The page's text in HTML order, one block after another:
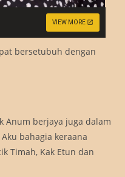
VIEW MORE
bersetubuh dengan
Anum berjaya juga dalam
bahagia keraana
Timah, Kak Etun dan